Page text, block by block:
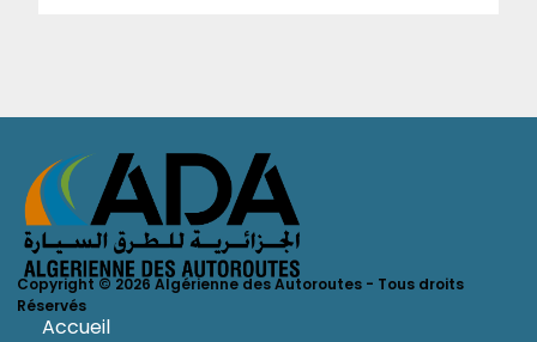
Copyright © 2026 Algérienne des Autoroutes - Tous droits
Réservés
Accueil